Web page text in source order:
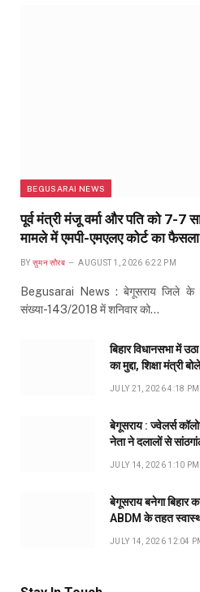
BEGUSARAI NEWS
पूर्व मंत्री मंजू वर्मा और पति को 7-7
मामले में एमपी-एमएलए कोर्ट का फैसला
BY सुमन सौरब AUGUST 1, 2026 6:22 PM
Begusarai News : बेगूसराय जिले के
संख्या-143/2018 में शनिवार को…
बिहार विधानसभा में
का मुद्दा, शिक्षा मंत्री
JULY 21, 2026 4:18 PM
बेगूसराय : ज्वेलर्स
नेता ने दलालों से
JULY 14, 2026 1:10 PM
बेगूसराय बनेगा बिहार
ABDM के तहत
JULY 14, 2026 12:04